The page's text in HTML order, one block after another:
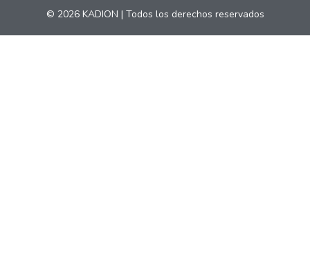
© 2026 KADION | Todos los derechos reservados